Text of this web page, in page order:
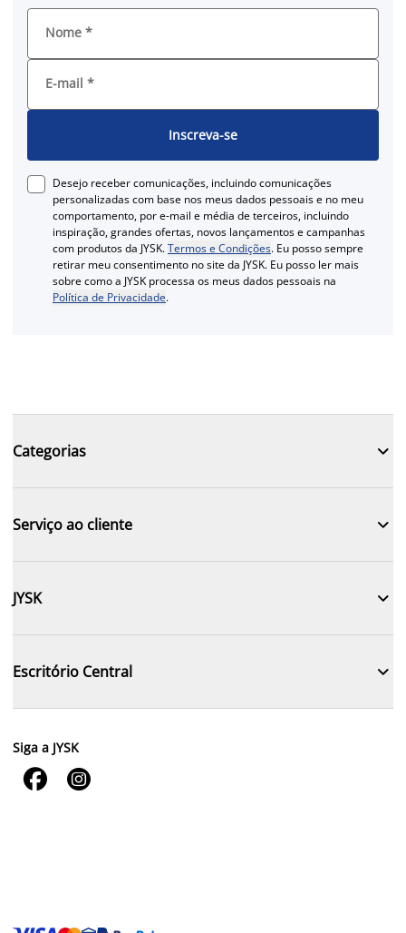
Nome *
E-mail *
Inscreva-se
Desejo receber comunicações, incluindo comunicações
personalizadas com base nos meus dados pessoais e no meu
comportamento, por e-mail e média de terceiros, incluindo
inspiração, grandes ofertas, novos lançamentos e campanhas
com produtos da JYSK.Termos e Condições. Eu posso sempre
retirar meu consentimento no site da JYSK. Eu posso ler mais
sobre como a JYSK processa os meus dados pessoais na
Política de Privacidade.
Categorias 
Serviço ao cliente 
JYSK 
Escritório Central 
Siga a JYSK
 